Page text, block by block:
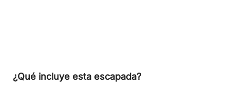
¿Qué incluye esta escapada?